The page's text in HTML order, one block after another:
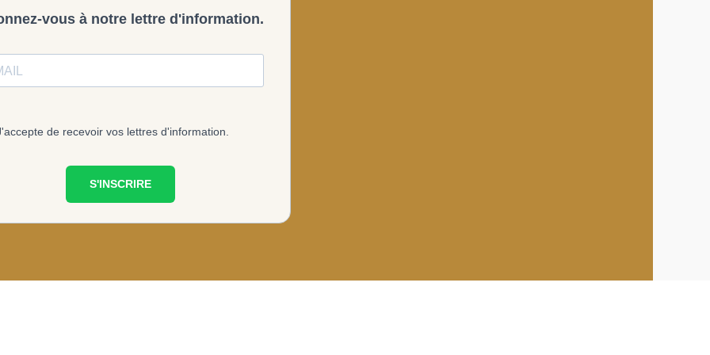
vous à notre lettre d'information.
de recevoir vos lettres d'information.
S'INSCRIRE